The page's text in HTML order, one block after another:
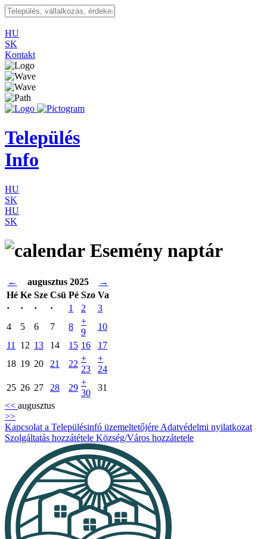
HU
SK
Kontakt
Település
Info
HU
SK
HU
SK
Esemény naptár
← augusztus 2025
→
Hé Ke Sze Csü Pé Szo Va
·
· · · 1 2
3
4
5 6 7 8
+
9
10
11
12 13 14 15 16
17
18 19 20 21 22
+
23
+
24
25 26 27 28 29
+
30
31
<< augusztus
>>
Kapcsolat a Településinfó üzemeltetőjére Adatvédelmi nyilatkozat
Szolgáltatás hozzátétele Község/Város hozzátetele